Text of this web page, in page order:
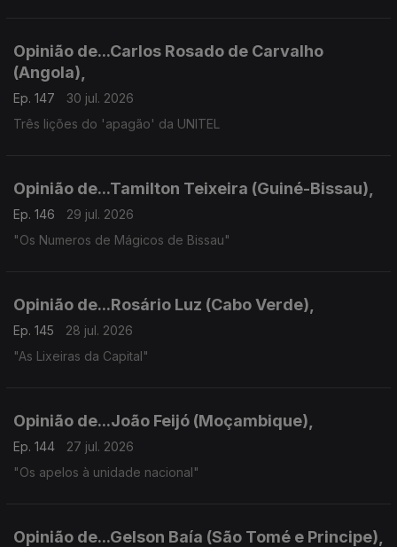
Opinião de...Carlos Rosado de Carvalho
(Angola),
Ep. 147
30 jul. 2026
Três lições do 'apagão' da UNITEL
Opinião de...Tamilton Teixeira (Guiné-Bissau),
Ep. 146
29 jul. 2026
"Os Numeros de Mágicos de Bissau"
Opinião de...Rosário Luz (Cabo Verde),
Ep. 145
28 jul. 2026
"As Lixeiras da Capital"
Opinião de...João Feijó (Moçambique),
Ep. 144
27 jul. 2026
"Os apelos à unidade nacional"
Opinião de...Gelson Baía (São Tomé e Principe),